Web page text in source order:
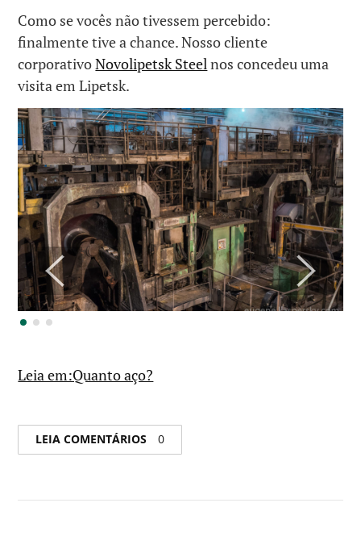
Como se vocês não tivessem percebido:
finalmente tive a chance. Nosso cliente
corporativoNovolipetsk Steelnos concedeu uma
visita em Lipetsk.
Leia em:Quanto aço?
LEIA COMENTÁRIOS 0